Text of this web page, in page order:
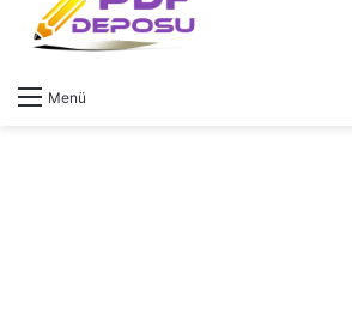
Menü